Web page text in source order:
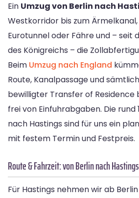
Ein Umzug von Berlin nach
Westkorridor bis zum
Eurotunnel oder Fähre und – seit
des Königreichs – die
Beim Umzug nach England
Route, Kanalpassage und
bewilligter Transfer of Residence
frei von Einfuhrabgaben. Die rund
nach Hastings sind für uns ein
mit festem Termin und Festpreis.
Route & Fahrzeit: von Berlin nach Hastings
Für Hastings nehmen wir ab